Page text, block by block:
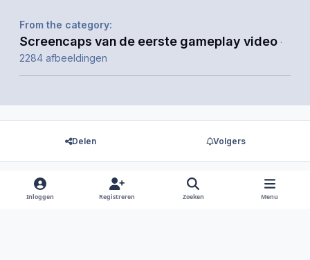
From the category:
Screencaps van de eerste gameplay video ·
2284 afbeeldingen
Delen Volgers
Er zijn geen reacties om weer te geven.
Inloggen Registreren Zoeken Menu